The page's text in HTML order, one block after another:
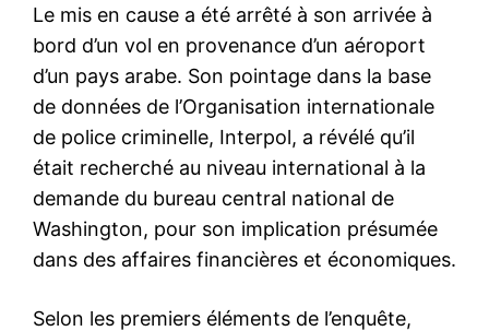
Le mis en cause a été arrêté à son arrivée à
bord d’un vol en provenance d’un aéroport
d’un pays arabe. Son pointage dans la base
de données de l’Organisation internationale
de police criminelle, Interpol, a révélé qu’il
était recherché au niveau international à la
demande du bureau central national de
Washington, pour son implication présumée
dans des affaires financières et économiques.
Selon les premiers éléments de l’enquête,